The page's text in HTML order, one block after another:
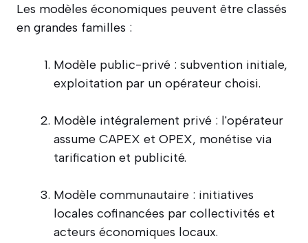
Les modèles économiques peuvent être classés
en grandes familles :
Modèle public-privé : subvention initiale,
exploitation par un opérateur choisi.
Modèle intégralement privé : l'opérateur
assume CAPEX et OPEX, monétise via
tarification et publicité.
Modèle communautaire : initiatives
locales cofinancées par collectivités et
acteurs économiques locaux.